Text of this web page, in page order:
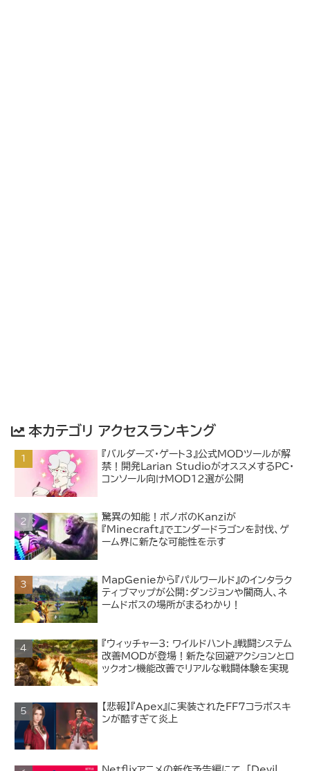
本カテゴリ アクセスランキング
『バルダーズ・ゲート3』公式MODツールが解
禁！開発Larian StudioがオススメするPC・
コンソール向けMOD12選が公開
驚異の知能！ボノボのKanziが
『Minecraft』でエンダードラゴンを討伐、ゲ
ーム界に新たな可能性を示す
MapGenieから『パルワールド』のインタラク
ティブマップが公開：ダンジョンや闇商人、ネ
ームドボスの場所がまるわかり！
『ウィッチャー3: ワイルドハント』戦闘システム
改善MODが登場！新たな回避アクションとロ
ックオン機能改善でリアルな戦闘体験を実現
【悲報】『Apex』に実装されたFF7コラボスキ
ンが酷すぎて炎上